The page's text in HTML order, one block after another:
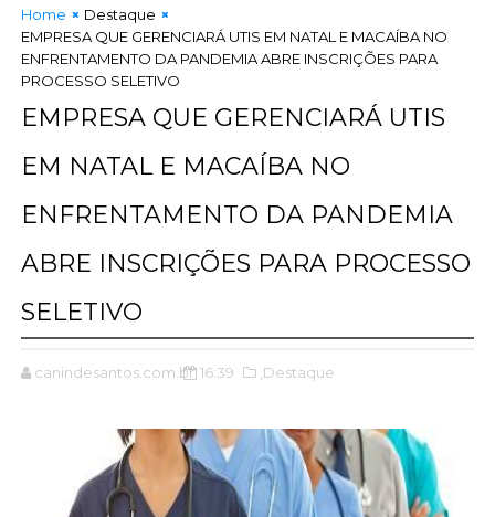
Home
Destaque
EMPRESA QUE GERENCIARÁ UTIS EM NATAL E MACAÍBA NO
ENFRENTAMENTO DA PANDEMIA ABRE INSCRIÇÕES PARA
PROCESSO SELETIVO
EMPRESA QUE GERENCIARÁ UTIS
EM NATAL E MACAÍBA NO
ENFRENTAMENTO DA PANDEMIA
ABRE INSCRIÇÕES PARA PROCESSO
SELETIVO
canindesantos.com.br 16:39 ,Destaque